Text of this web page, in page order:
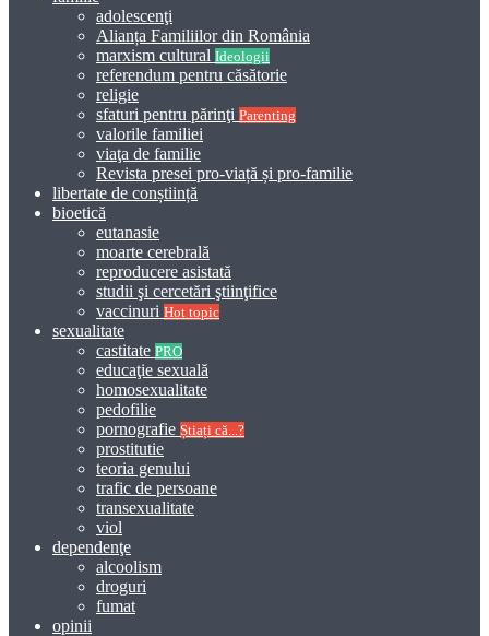
adolescenţi
Alianța Familiilor din România
marxism cultural Ideologii
referendum pentru căsătorie
religie
sfaturi pentru părinţi Parenting
valorile familiei
viaţa de familie
Revista presei pro-viață și pro-familie
libertate de conștiință
bioetică
eutanasie
moarte cerebrală
reproducere asistată
studii şi cercetări ştiinţifice
vaccinuri Hot topic
sexualitate
castitate PRO
educaţie sexuală
homosexualitate
pedofilie
pornografie Știați că...?
prostitutie
teoria genului
trafic de persoane
transexualitate
viol
dependenţe
alcoolism
droguri
fumat
opinii